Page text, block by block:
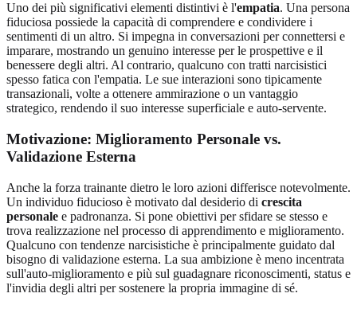
Uno dei più significativi elementi distintivi è l'empatia. Una persona
fiduciosa possiede la capacità di comprendere e condividere i
sentimenti di un altro. Si impegna in conversazioni per connettersi e
imparare, mostrando un genuino interesse per le prospettive e il
benessere degli altri. Al contrario, qualcuno con tratti narcisistici
spesso fatica con l'empatia. Le sue interazioni sono tipicamente
transazionali, volte a ottenere ammirazione o un vantaggio
strategico, rendendo il suo interesse superficiale e auto-servente.
Motivazione: Miglioramento Personale vs.
Validazione Esterna
Anche la forza trainante dietro le loro azioni differisce notevolmente.
Un individuo fiducioso è motivato dal desiderio di crescita
personale e padronanza. Si pone obiettivi per sfidare se stesso e
trova realizzazione nel processo di apprendimento e miglioramento.
Qualcuno con tendenze narcisistiche è principalmente guidato dal
bisogno di validazione esterna. La sua ambizione è meno incentrata
sull'auto-miglioramento e più sul guadagnare riconoscimenti, status e
l'invidia degli altri per sostenere la propria immagine di sé.